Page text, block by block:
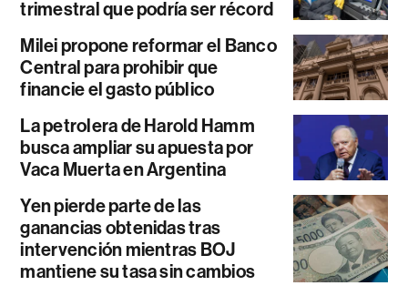
trimestral que podría ser récord
Milei propone reformar el Banco
Central para prohibir que
financie el gasto público
La petrolera de Harold Hamm
busca ampliar su apuesta por
Vaca Muerta en Argentina
Yen pierde parte de las
ganancias obtenidas tras
intervención mientras BOJ
mantiene su tasa sin cambios